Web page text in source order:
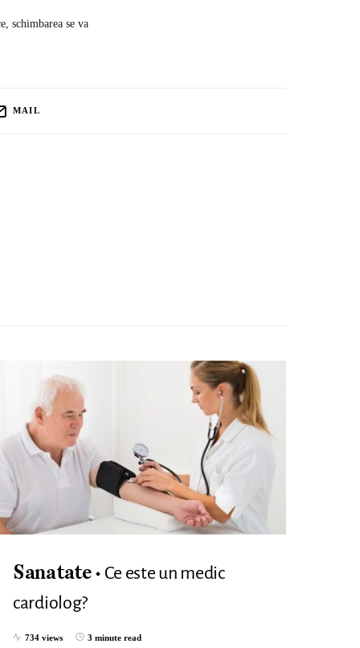
schimbarea se va
MAIL
Sanatate
Ce este un medic
cardiolog?
734 views 3 minute read